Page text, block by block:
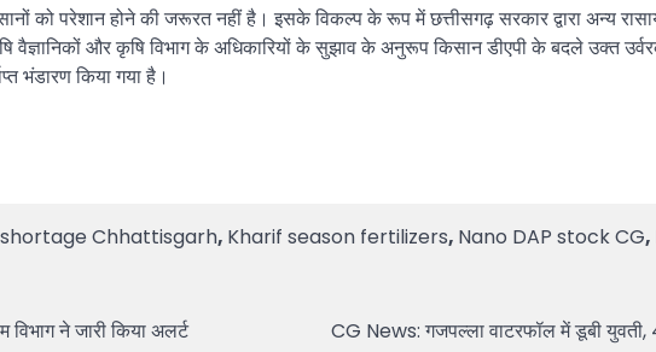
को परेशान होने की जरूरत नहीं है। इसके विकल्प के रूप में छत्तीसगढ़ सरकार द्वारा अन्य
वैज्ञानिकों और कृषि विभाग के अधिकारियों के सुझाव के अनुरूप किसान डीएपी के बदले उक्त
भंडारण किया गया है।
shortage Chhattisgarh, Kharif season fertilizers, Nano DAP stock CG,
ने जारी किया अलर्ट CG News: गजपल्ला वाटरफॉल में डूबी